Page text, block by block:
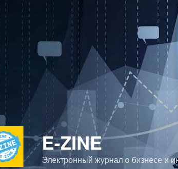
E-ZINE
Электронный журнал о бизнесе и